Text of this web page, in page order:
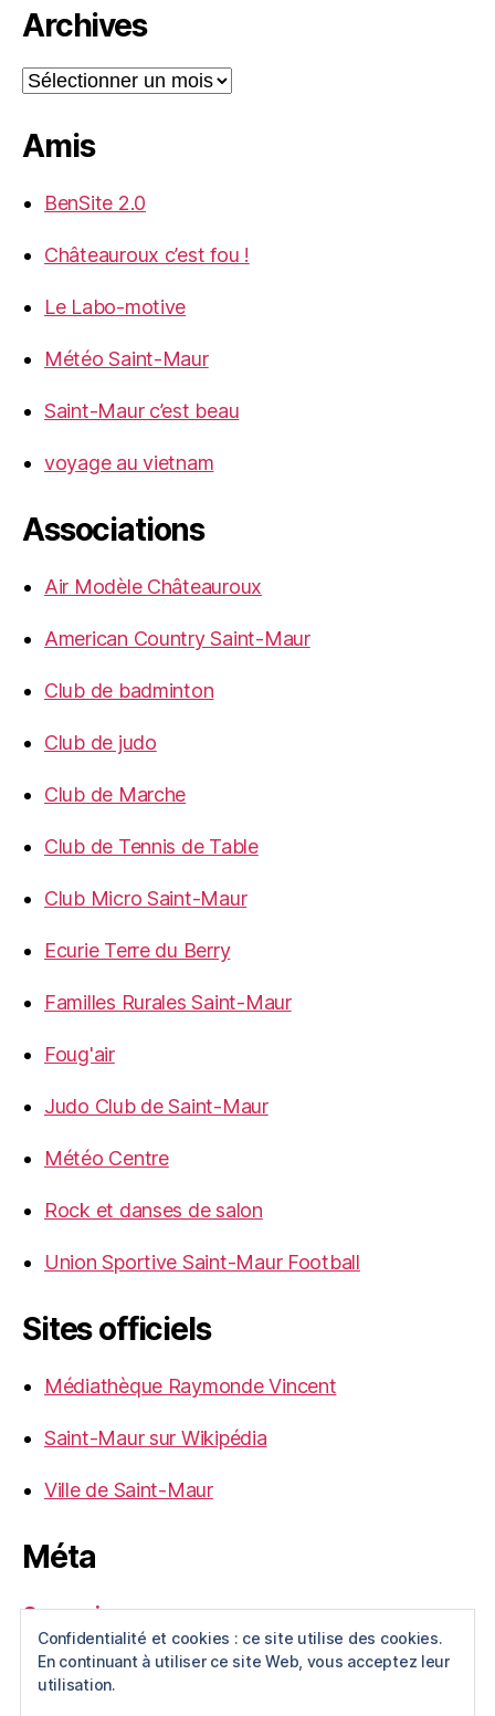
Archives
Archives
Amis
BenSite 2.0
Châteauroux c’est fou !
Le Labo-motive
Météo Saint-Maur
Saint-Maur c’est beau
voyage au vietnam
Associations
Air Modèle Châteauroux
American Country Saint-Maur
Club de badminton
Club de judo
Club de Marche
Club de Tennis de Table
Club Micro Saint-Maur
Ecurie Terre du Berry
Familles Rurales Saint-Maur
Foug'air
Judo Club de Saint-Maur
Météo Centre
Rock et danses de salon
Union Sportive Saint-Maur Football
Sites officiels
Médiathèque Raymonde Vincent
Saint-Maur sur Wikipédia
Ville de Saint-Maur
Méta
Connexion
Flux des publications
Flux des commentaires
Confidentialité et cookies : ce site utilise des cookies.
En continuant à utiliser ce site Web, vous acceptez leur
utilisation.